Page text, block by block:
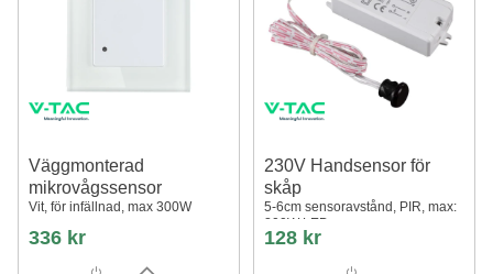
Väggmonterad
mikrovågssensor
Vit, för infällnad, max 300W
336 kr
230V Handsensor för
skåp
5-6cm sensoravstånd, PIR, max:
200W LED
128 kr